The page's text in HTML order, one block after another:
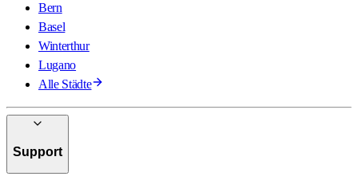
Bern
Basel
Winterthur
Lugano
Alle Städte
Support